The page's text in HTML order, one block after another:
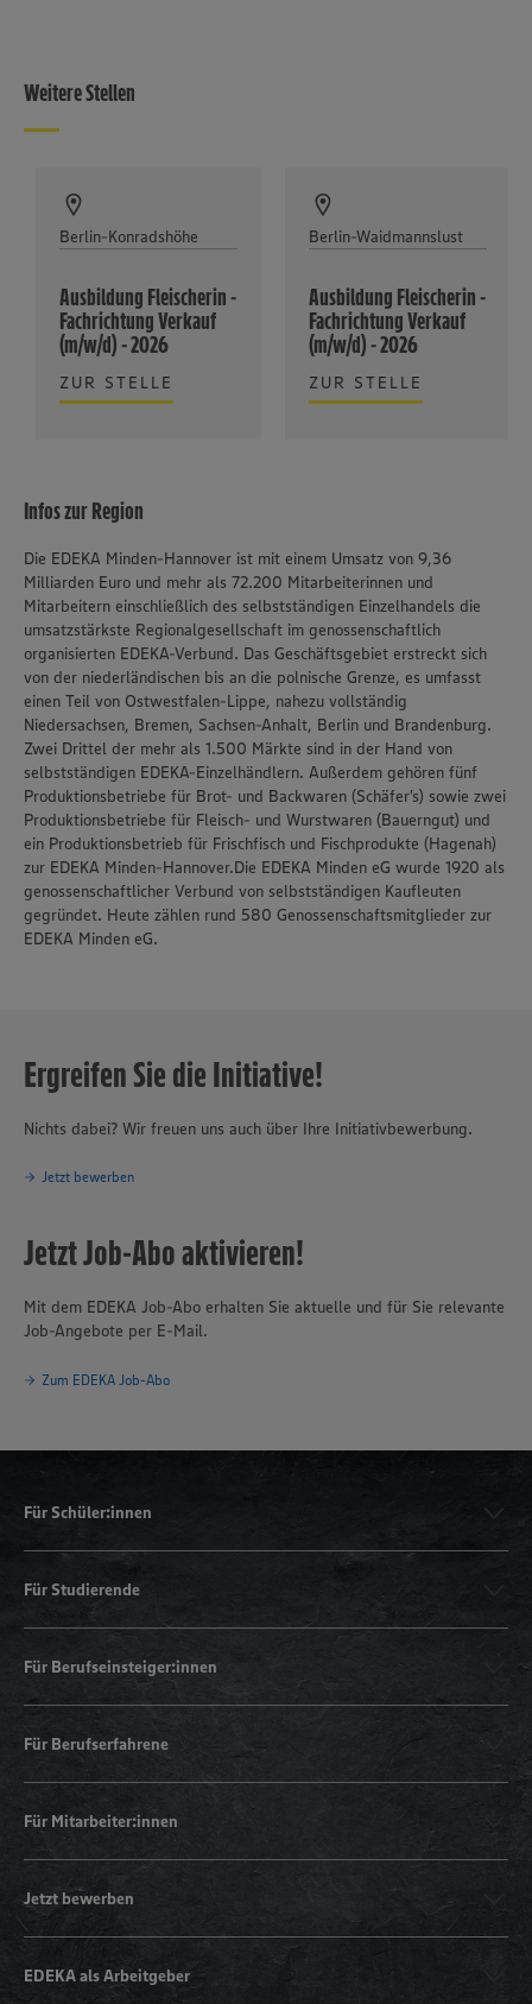
Weitere Stellen
Berlin-Konradshöhe
Ausbildung Fleischerin -
Fachrichtung Verkauf
(m/w/d) - 2026
ZUR STELLE
Berlin-Waidmannslust
Ausbildung Fleischerin -
Fachrichtung Verkauf
(m/w/d) - 2026
ZUR STELLE
Infos zur Region
Die EDEKA Minden-Hannover ist mit einem Umsatz von 9,36
Milliarden Euro und mehr als 72.200 Mitarbeiterinnen und
Mitarbeitern einschließlich des selbstständigen Einzelhandels die
umsatzstärkste Regionalgesellschaft im genossenschaftlich
organisierten EDEKA-Verbund. Das Geschäftsgebiet erstreckt sich
von der niederländischen bis an die polnische Grenze, es umfasst
einen Teil von Ostwestfalen-Lippe, nahezu vollständig
Niedersachsen, Bremen, Sachsen-Anhalt, Berlin und Brandenburg.
Zwei Drittel der mehr als 1.500 Märkte sind in der Hand von
selbstständigen EDEKA-Einzelhändlern. Außerdem gehören fünf
Produktionsbetriebe für Brot- und Backwaren (Schäfer’s) sowie zwei
Produktionsbetriebe für Fleisch- und Wurstwaren (Bauerngut) und
ein Produktionsbetrieb für Frischfisch und Fischprodukte (Hagenah)
zur EDEKA Minden-Hannover.Die EDEKA Minden eG wurde 1920 als
genossenschaftlicher Verbund von selbstständigen Kaufleuten
gegründet. Heute zählen rund 580 Genossenschaftsmitglieder zur
EDEKA Minden eG.
Ergreifen Sie die Initiative!
Nichts dabei? Wir freuen uns auch über Ihre Initiativbewerbung.
Jetzt bewerben
Jetzt Job-Abo aktivieren!
Mit dem EDEKA Job-Abo erhalten Sie aktuelle und für Sie relevante
Job-Angebote per E-Mail.
Zum EDEKA Job-Abo
Für Schüler:innen
Für Studierende
Für Berufseinsteiger:innen
Für Berufserfahrene
Für Mitarbeiter:innen
Jetzt bewerben
EDEKA als Arbeitgeber